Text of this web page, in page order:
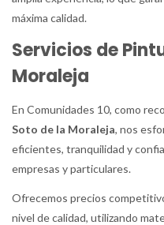
máxima calidad.
Servicios de
Moraleja
En Comunidades 10, como
Soto de la Moraleja, nos
eficientes, tranquilidad y
empresas y particulares.
Ofrecemos precios
nivel de calidad, utilizando